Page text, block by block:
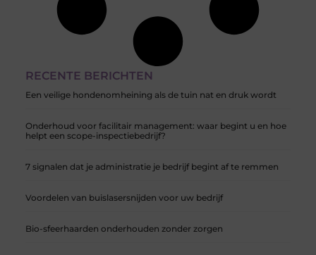
RECENTE BERICHTEN
Een veilige hondenomheining als de tuin nat en druk wordt
Onderhoud voor facilitair management: waar begint u en hoe
helpt een scope-inspectiebedrijf?
7 signalen dat je administratie je bedrijf begint af te remmen
Voordelen van buislasersnijden voor uw bedrijf
Bio-sfeerhaarden onderhouden zonder zorgen